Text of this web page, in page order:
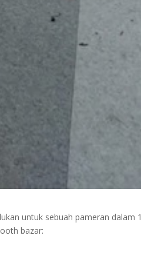
untuk sebuah pameran dalam 1
bazar: